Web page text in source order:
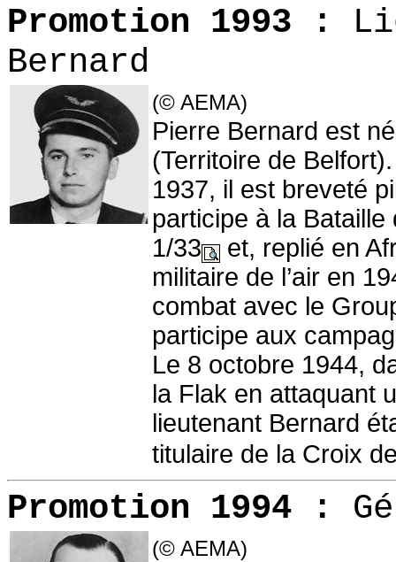
Promotion 1993 :
Bernard
(© AEMA)
Pierre Bernard est
(Territoire de
1937, il est breveté
participe à la
1/33
et, replié en
militaire de l’air en
combat avec le
participe aux
Le 8 octobre 1944,
la Flak en attaquant
lieutenant Bernard
titulaire de la Croix
Promotion 1994 :
(© AEMA)